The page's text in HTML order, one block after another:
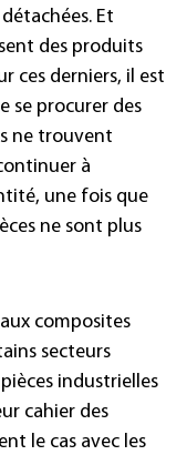
Et
des produits
ces derniers, il est
se procurer des
ne trouvent
à
une fois que
ne sont plus
composites
secteurs
industrielles
cahier des
le cas avec les